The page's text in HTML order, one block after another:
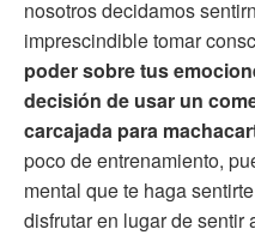
nosotros decidamos
imprescindible tomar
poder sobre tus
decisión de usar un
carcajada para
poco de entrenamiento,
mental que te haga
disfrutar en lugar de sentir